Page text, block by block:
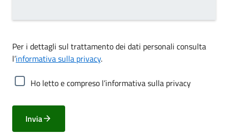
Per i dettagli sul trattamento dei dati personali consulta
l’informativa sulla privacy.
Ho letto e compreso l’informativa sulla privacy
Invia